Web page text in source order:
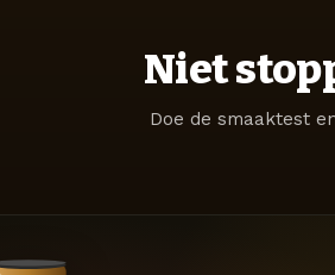
Niet
Doe de smaaktest